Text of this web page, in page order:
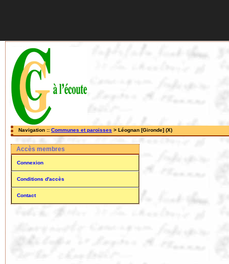
Navigation :: Communes et paroisses > Léognan [Gironde] (X)
Accès membres
Connexion
Conditions d'accès
Contact